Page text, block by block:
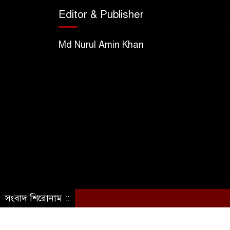
Editor & Publisher
Md Nurul Amin Khan
© সর্বস্বত্ব সংরক্ষিত ©ভিউ নিউজ ৭১
সংবাদ শিরোনাম ::